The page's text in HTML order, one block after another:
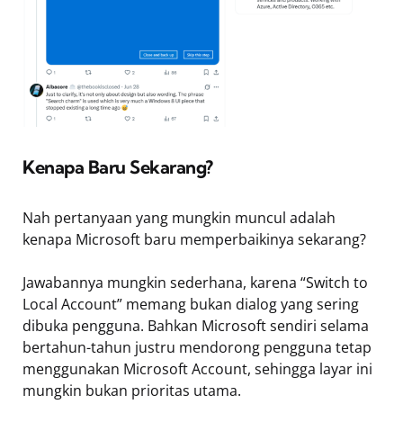
Kenapa Baru Sekarang?
Nah pertanyaan yang mungkin muncul adalah
kenapa Microsoft baru memperbaikinya sekarang?
Jawabannya mungkin sederhana, karena “Switch to
Local Account” memang bukan dialog yang sering
dibuka pengguna. Bahkan Microsoft sendiri selama
bertahun-tahun justru mendorong pengguna tetap
menggunakan Microsoft Account, sehingga layar ini
mungkin bukan prioritas utama.